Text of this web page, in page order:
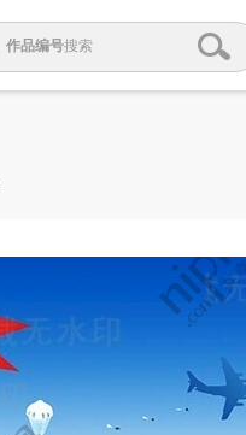
作品编号搜索